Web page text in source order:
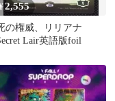
2,555
の権威、リリアナ
Lair英語版foil